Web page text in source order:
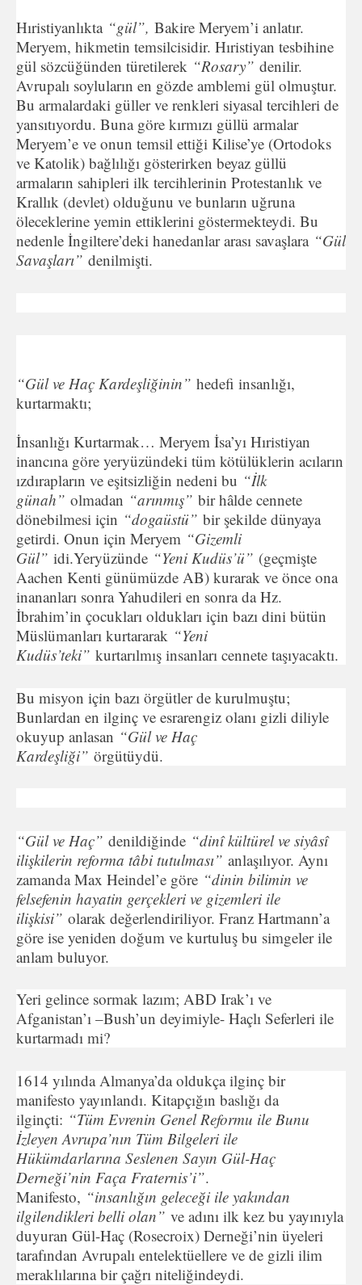
Hıristiyanlıkta “gül”, Bakire Meryem’i anlatır.
Meryem, hikmetin temsilcisidir. Hıristiyan tesbihine
gül sözcüğünden türetilerek “Rosary” denilir.
Avrupalı soyluların en gözde amblemi gül olmuştur.
Bu armalardaki güller ve renkleri siyasal tercihleri de
yansıtıyordu. Buna göre kırmızı güllü armalar
Meryem’e ve onun temsil ettiği Kilise’ye (Ortodoks
ve Katolik) bağlılığı gösterirken beyaz güllü
armaların sahipleri ilk tercihlerinin Protestanlık ve
Krallık (devlet) olduğunu ve bunların uğruna
öleceklerine yemin ettiklerini göstermekteydi. Bu
nedenle İngiltere’deki hanedanlar arası savaşlara “Gül
Savaşları” denilmişti.
“Gül ve Haç Kardeşliğinin” hedefi insanlığı,
kurtarmaktı;
İnsanlığı Kurtarmak… Meryem İsa’yı Hıristiyan
inancına göre yeryüzündeki tüm kötülüklerin acıların
ızdırapların ve eşitsizliğin nedeni bu “İlk
günah” olmadan “arınmış” bir hâlde cennete
dönebilmesi için “dogaüstü” bir şekilde dünyaya
getirdi. Onun için Meryem “Gizemli
Gül” idi.Yeryüzünde “Yeni Kudüs’ü” (geçmişte
Aachen Kenti günümüzde AB) kurarak ve önce ona
inananları sonra Yahudileri en sonra da Hz.
İbrahim’in çocukları oldukları için bazı dini bütün
Müslümanları kurtararak “Yeni
Kudüs’teki” kurtarılmış insanları cennete taşıyacaktı.
Bu misyon için bazı örgütler de kurulmuştu;
Bunlardan en ilginç ve esrarengiz olanı gizli diliyle
okuyup anlasan “Gül ve Haç
Kardeşliği” örgütüydü.
“Gül ve Haç” denildiğinde “dinî kültürel ve siyâsî
ilişkilerin reforma tâbi tutulması” anlaşılıyor. Aynı
zamanda Max Heindel’e göre “dinin bilimin ve
felsefenin hayatin gerçekleri ve gizemleri ile
ilişkisi” olarak değerlendiriliyor. Franz Hartmann’a
göre ise yeniden doğum ve kurtuluş bu simgeler ile
anlam buluyor.
Yeri gelince sormak lazım; ABD Irak’ı ve
Afganistan’ı –Bush’un deyimiyle- Haçlı Seferleri ile
kurtarmadı mi?
1614 yılında Almanya’da oldukça ilginç bir
manifesto yayınlandı. Kitapçığın baslığı da
ilginçti: “Tüm Evrenin Genel Reformu ile Bunu
İzleyen Avrupa’nın Tüm Bilgeleri ile
Hükümdarlarına Seslenen Sayın Gül-Haç
Derneği’nin Faça Fraternis’i”.
Manifesto, “insanlığın geleceği ile yakından
ilgilendikleri belli olan” ve adını ilk kez bu yayınıyla
duyuran Gül-Haç (Rosecroix) Derneği’nin üyeleri
tarafından Avrupalı entelektüellere ve de gizli ilim
meraklılarına bir çağrı niteliğindeydi.